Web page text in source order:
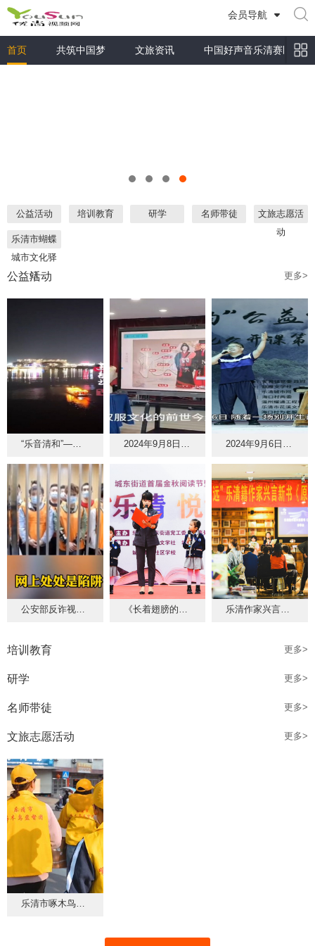
会员导航
首页 共筑中国梦 文旅资讯 中国好声音乐清赛区
公益活动 培训教育 研学 名师带徒
文旅志愿活
动
乐清市蝴蝶
城市文化驿
站
公益活动 更多>
培训教育 更多>
研学 更多>
名师带徒 更多>
文旅志愿活动 更多>
乐清市啄木鸟监督团